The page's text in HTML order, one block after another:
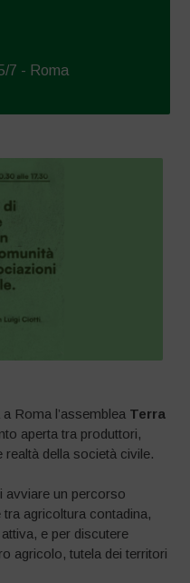
7 - Roma
a Roma l’assemblea Terra
aperta tra produttori,
della società civile.
avviare un percorso
agricoltura contadina,
e per discutere
agricolo, tutela dei territori